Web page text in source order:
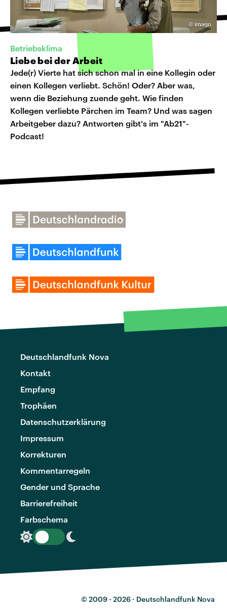
© imago
Betriebsklima
Liebe bei der Arbeit
Jede(r) Vierte hat sich schon mal in eine Kollegin oder
einen Kollegen verliebt. Schön! Oder? Aber was,
wenn die Beziehung zuende geht. Wie finden
Kollegen verliebte Pärchen im Team? Und was sagen
Arbeitgeber dazu? Antworten gibt's im "Ab21"-
Podcast!
Deutschlandfunk Nova
Kontakt
Empfang
Trophäen
Datenschutzerklärung
Impressum
Korrekturen
Kommentarregeln
Gender und Sprache
Barrierefreiheit
Farbschema
© 2009 - 2026 · Deutschlandfunk Nova